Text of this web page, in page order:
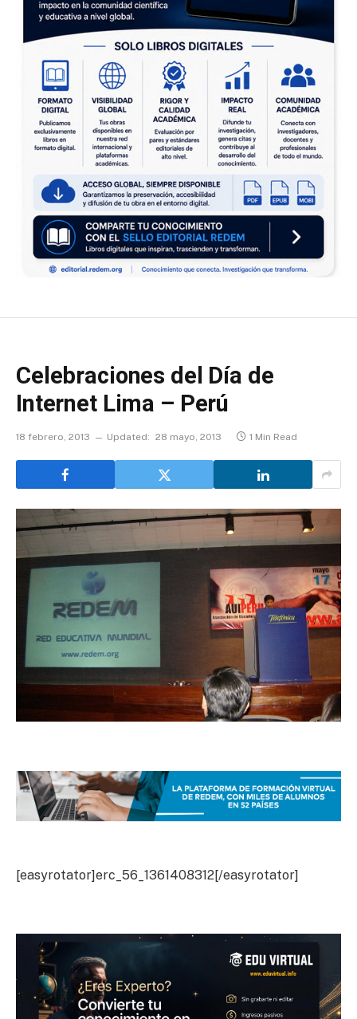
Celebraciones del Día de
Internet Lima – Perú
18 febrero, 2013 Updated: 28 mayo, 2013 1 Min Read
[easyrotator]erc_56_1361408312[/easyrotator]